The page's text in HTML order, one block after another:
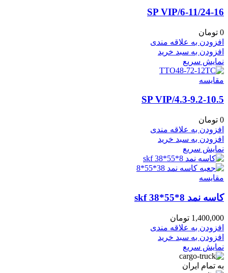
6-11/24-16/SP VIP
0 تومان
افزودن به علاقه مندی
افزودن به سبد خرید
نمایش سریع
مقايسه
4.3-9.2-10.5/SP VIP
0 تومان
افزودن به علاقه مندی
افزودن به سبد خرید
نمایش سریع
مقايسه
کاسه نمد skf 38*55*8
1,400,000 تومان
افزودن به علاقه مندی
افزودن به سبد خرید
نمایش سریع
به تمام ایران